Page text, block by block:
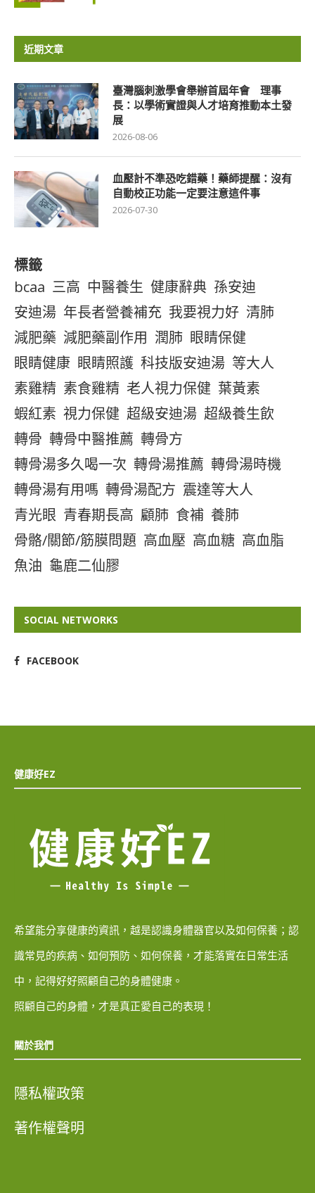
近期文章
臺灣腦刺激學會舉辦首屆年會 理事
長：以學術實證與人才培育推動本土發
展
2026-08-06
血壓計不準恐吃錯藥！藥師提醒：沒有
自動校正功能一定要注意這件事
2026-07-30
標籤
bcaa 三高 中醫養生 健康辭典 孫安迪
安迪湯 年長者營養補充 我要視力好 清肺
減肥藥 減肥藥副作用 潤肺 眼睛保健
眼睛健康 眼睛照護 科技版安迪湯 等大人
素雞精 素食雞精 老人視力保健 葉黃素
蝦紅素 視力保健 超級安迪湯 超級養生飲
轉骨 轉骨中醫推薦 轉骨方
轉骨湯多久喝一次 轉骨湯推薦 轉骨湯時機
轉骨湯有用嗎 轉骨湯配方 震達等大人
青光眼 青春期長高 顧肺 食補 養肺
骨骼/關節/筋膜問題 高血壓 高血糖 高血脂
魚油 龜鹿二仙膠
SOCIAL NETWORKS
FACEBOOK
健康好EZ
希望能分享健康的資訊，越是認識身體器官以及如何保養；認
識常見的疾病、如何預防、如何保養，才能落實在日常生活
中，記得好好照顧自己的身體健康。
照顧自己的身體，才是真正愛自己的表現！
關於我們
隱私權政策
著作權聲明